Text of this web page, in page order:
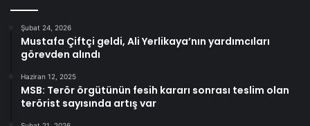
Şubat 24, 2026
Mustafa Çiftçi geldi, Ali Yerlikaya’nın yardımcıları
görevden alındı
Haziran 12, 2025
MSB: Terör örgütünün fesih kararı sonrası teslim olan
terörist sayısında artış var